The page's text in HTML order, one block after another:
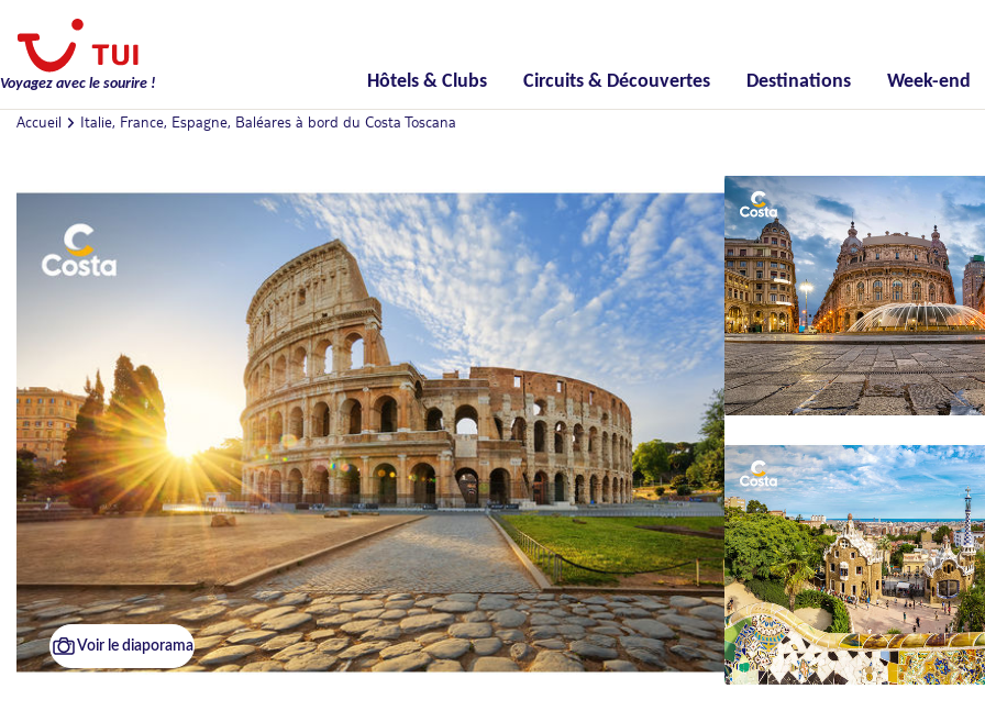
Voyagez avec le sourire ! Hôtels & Clubs Circuits & Découvertes Destinations Week-end
Accueil Italie, France, Espagne, Baléares à bord du Costa Toscana
Voir le diaporama